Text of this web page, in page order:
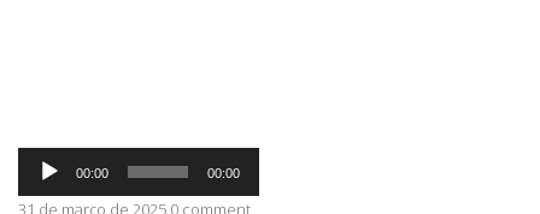
CONTATO
Tocador
00:00 00:00
31 de março de 2025 0 comment